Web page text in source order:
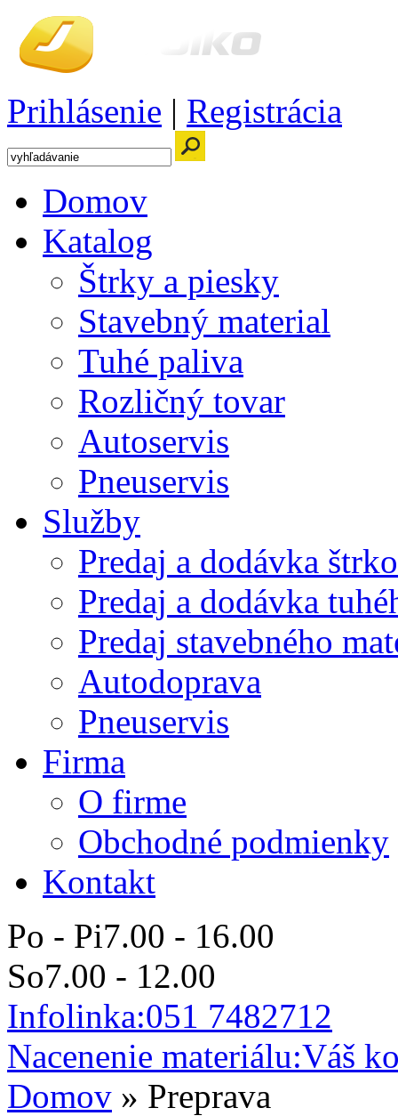
Prihlásenie | Registrácia
Domov
Katalog
Štrky a piesky
Stavebný material
Tuhé paliva
Rozličný tovar
Autoservis
Pneuservis
Služby
Predaj a dodávka
Predaj a dodávka
Predaj stavebného
Autodoprava
Pneuservis
Firma
O firme
Obchodné podmienky
Kontakt
Po - Pi7.00 - 16.00
So7.00 - 12.00
Infolinka:051 7482712
Nacenenie materiálu:Váš
Domov » Preprava